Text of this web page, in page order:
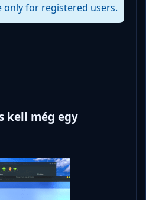
only for registered users.
kell még egy